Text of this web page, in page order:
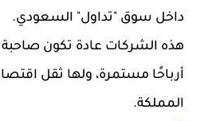
داخل سوق "تداول" السعودي.
هذه الشركات عادة تكون صاحبة
أرباحًا مستمرة، ولها ثقل
المملكة.